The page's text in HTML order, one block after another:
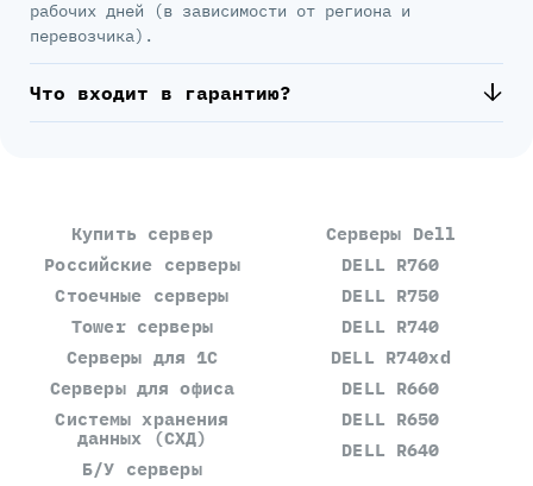
рабочих дней (в зависимости от региона и
перевозчика).
Что входит в гарантию?
Купить сервер
Российские серверы
Стоечные серверы
Tower серверы
Серверы для 1С
Серверы для офиса
Системы хранения
данных (СХД)
Б/У серверы
Серверы Dell
DELL R760
DELL R750
DELL R740
DELL R740xd
DELL R660
DELL R650
DELL R640